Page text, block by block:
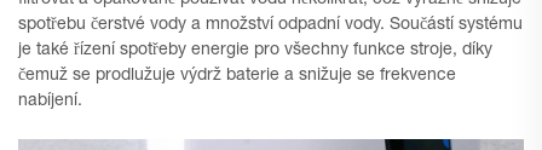
spotřebu čerstvé vody a množství odpadní vody. Součástí systému
je také řízení spotřeby energie pro všechny funkce stroje, díky
čemuž se prodlužuje výdrž baterie a snižuje se frekvence
nabíjení.